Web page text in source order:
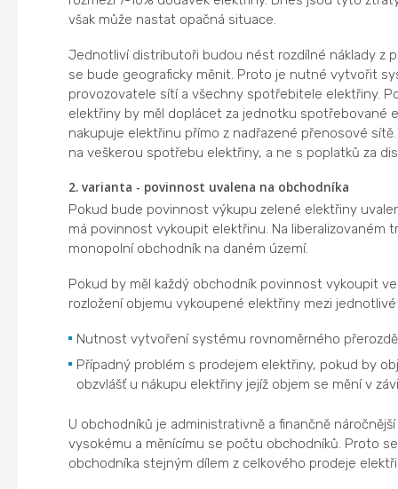
však může nastat opačná situace.
Jednotliví distributoři budou nést rozdílné náklady z
se bude geograficky měnit. Proto je nutné vytvořit
provozovatele sítí a všechny spotřebitele elektřiny.
elektřiny by měl doplácet za jednotku spotřebované
nakupuje elektřinu přímo z nadřazené přenosové
na veškerou spotřebu elektřiny, a ne s poplatků za
2. varianta - povinnost uvalena na obchodníka
Pokud bude povinnost výkupu zelené elektřiny
má povinnost vykoupit elektřinu. Na
monopolní obchodník na daném území.
Pokud by měl každý obchodník povinnost vykoupit
rozložení objemu vykoupené elektřiny mezi
Nutnost vytvoření systému rovnoměrného
Případný problém s prodejem elektřiny, pokud by
obzvlášť u nákupu elektřiny jejíž objem se mění v
U obchodníků je administrativně a finančně
vysokému a měnícímu se počtu obchodníků. Proto
obchodníka stejným dílem z celkového prodeje